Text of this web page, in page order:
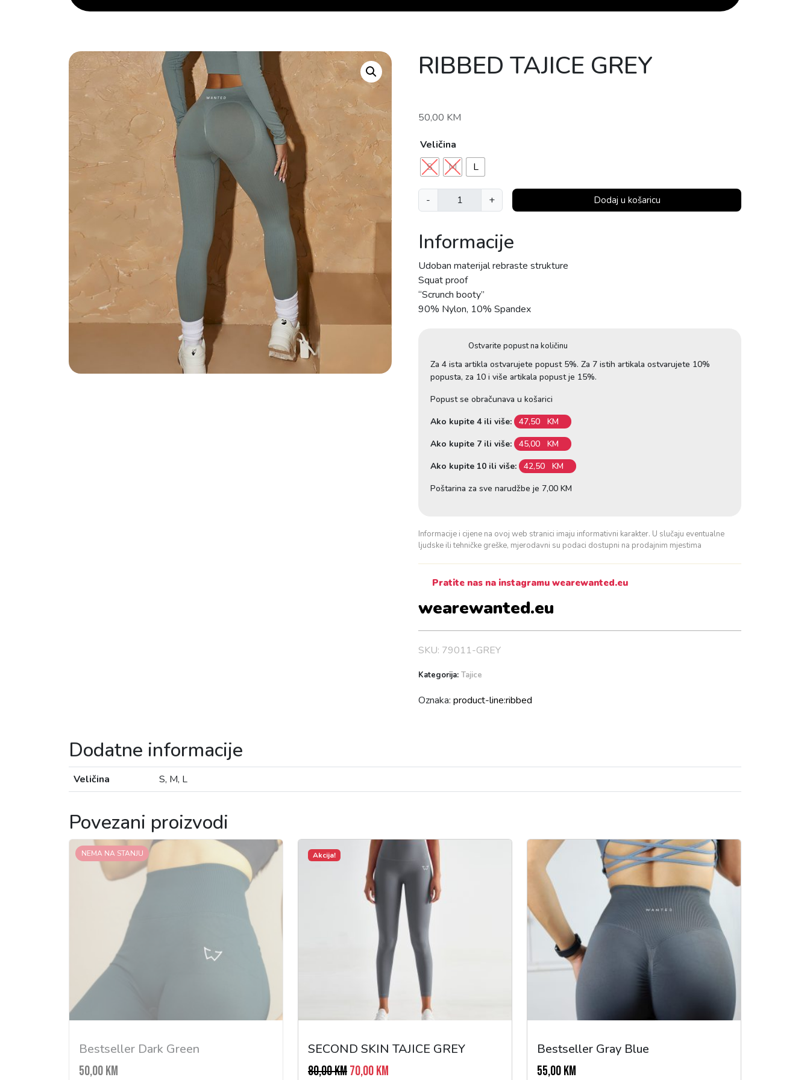
RIBBED TAJICE GREY
50,00 KM
Veličina
S
M L
-
R
I
B
E
D
T
A
J
a
+ Dodaj u košaricu
Informacije
Udoban materijal rebraste strukture
Squat proof
“Scrunch booty”
90% Nylon, 10% Spandex
Ostvarite popust na količinu
Za 4 ista artikla ostvarujete popust 5%. Za 7 istih artikala ostvarujete 10%
popusta, za 10 i više artikala popust je 15%.
Popust se obračunava u košarici
Ako kupite 4 ili više:
47,50
KM
Ako kupite 7 ili više:
45,00
KM
Ako kupite 10 ili više:
42,50
KM
Poštarina za sve narudžbe je 7,00 KM
Informacije i cijene na ovoj web stranici imaju informativni karakter. U slučaju eventualne
ljudske ili tehničke greške, mjerodavni su podaci dostupni na prodajnim mjestima
Pratite nas na instagramu wearewanted.eu
wearewanted.eu
SKU: 79011-GREY
Kategorija:Tajice
Oznaka:product-line:ribbed
Dodatne informacije
Veličina S, M, L
Povezani proizvodi
NEMA NA STANJU
Bestseller Dark Green
50,00KM
Akcija!
SECOND SKIN TAJICE GREY
80,00KMI70,00KM
Bestseller Gray Blue
55,00KM